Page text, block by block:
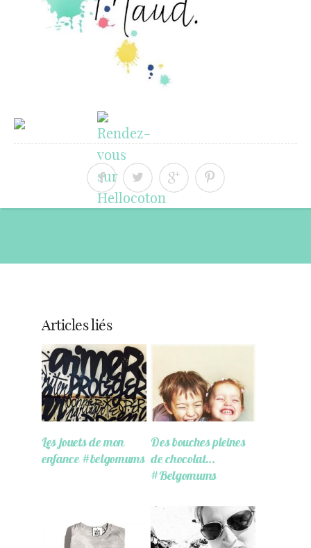
Articles liés
Les jouets de mon
enfance #belgomums
Des bouches pleines
de chocolat…
#Belgomums